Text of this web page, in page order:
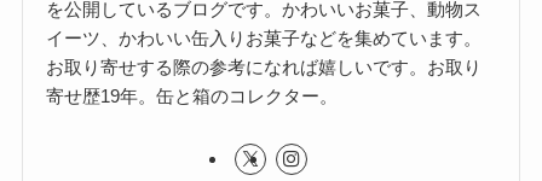
を公開しているブログです。かわいいお菓子、動物ス
イーツ、かわいい缶入りお菓子などを集めています。
お取り寄せする際の参考になれば嬉しいです。お取り
寄せ歴19年。缶と箱のコレクター。